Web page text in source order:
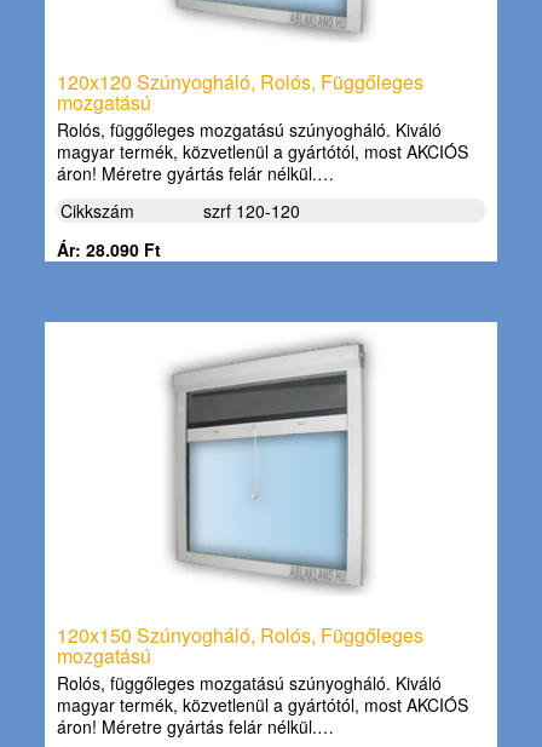
120x120 Szúnyogháló, Rolós, Függőleges
mozgatású
Rolós, függőleges mozgatású szúnyogháló. Kiváló
magyar termék, közvetlenül a gyártótól, most AKCIÓS
áron! Méretre gyártás felár nélkül.…
Cikkszám
szrf 120-120
Ár: 28.090 Ft
120x150 Szúnyogháló, Rolós, Függőleges
mozgatású
Rolós, függőleges mozgatású szúnyogháló. Kiváló
magyar termék, közvetlenül a gyártótól, most AKCIÓS
áron! Méretre gyártás felár nélkül.…